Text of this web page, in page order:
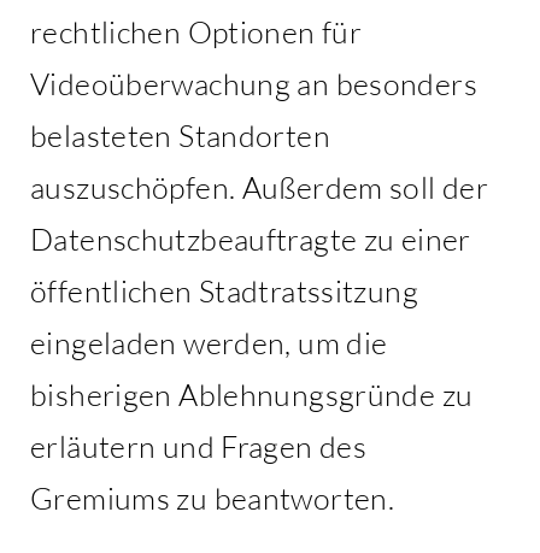
rechtlichen Optionen für
Videoüberwachung an besonders
belasteten Standorten
auszuschöpfen. Außerdem soll der
Datenschutzbeauftragte zu einer
öffentlichen Stadtratssitzung
eingeladen werden, um die
bisherigen Ablehnungsgründe zu
erläutern und Fragen des
Gremiums zu beantworten.